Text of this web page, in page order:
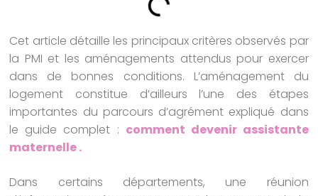
Cet article détaille les principaux critères observés par
la PMI et les aménagements attendus pour exercer
dans de bonnes conditions. L’aménagement du
logement constitue d’ailleurs l’une des étapes
importantes du parcours d’agrément expliqué dans
le guide complet : comment devenir assistante
maternelle .
Dans certains départements, une réunion